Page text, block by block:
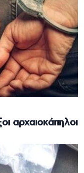
αρχαιοκάπηλοι